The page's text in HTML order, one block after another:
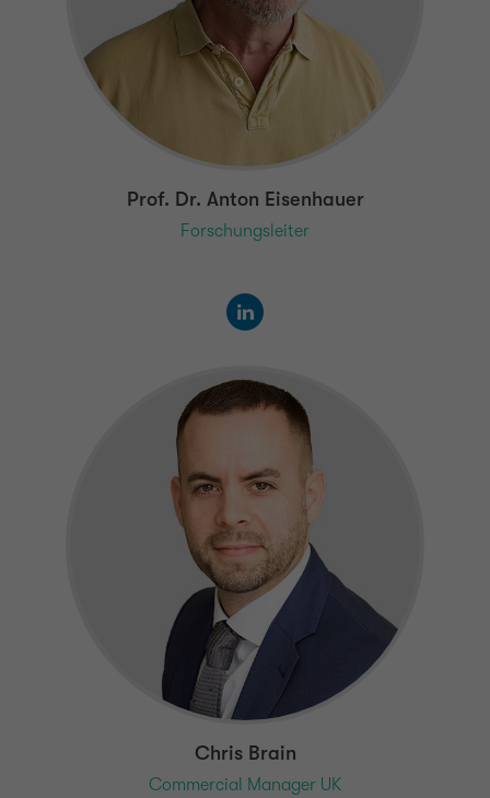
Prof. Dr. Anton Eisenhauer
Forschungsleiter
Chris Brain
Commercial Manager UK